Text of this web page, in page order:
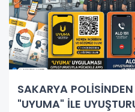
SAKARYA
"UYUMA" İLE